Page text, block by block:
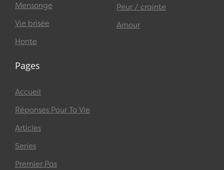
Mensonge
Vie brisée
Honte
Peur / crainte
Amour
Pages
Accueil
Réponses Pour Ta Vie
Articles
Series
Premier Pas